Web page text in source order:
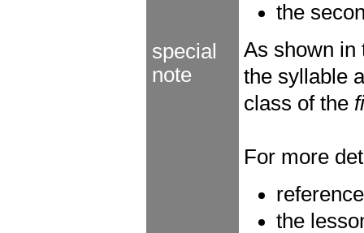
special
note
the
As shown
the syllable
class of the
For more
the